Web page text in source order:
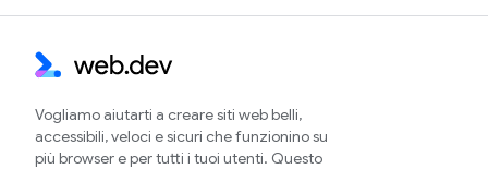
Vogliamo aiutarti a creare siti web belli,
accessibili, veloci e sicuri che funzionino su
più browser e per tutti i tuoi utenti. Questo